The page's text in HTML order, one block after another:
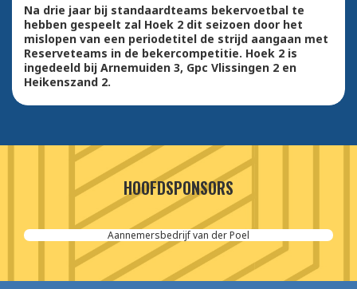
Na drie jaar bij standaardteams bekervoetbal te
hebben gespeelt zal Hoek 2 dit seizoen door het
mislopen van een periodetitel de strijd aangaan met
Reserveteams in de bekercompetitie. Hoek 2 is
ingedeeld bij Arnemuiden 3, Gpc Vlissingen 2 en
Heikenszand 2.
HOOFDSPONSORS
Aannemersbedrijf van der Poel